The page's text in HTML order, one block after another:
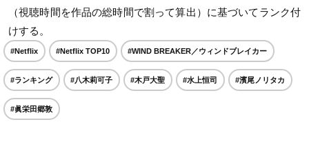
（視聴時間を作品の総時間で割って算出）に基づいてランク付
けする。
#Netflix #Netflix TOP10 #WIND BREAKER／ウィンドブレイカー
#ランキング #八木莉可子 #木戸大聖 #水上恒司 #濱尾ノリタカ
#眞栄田郷敦